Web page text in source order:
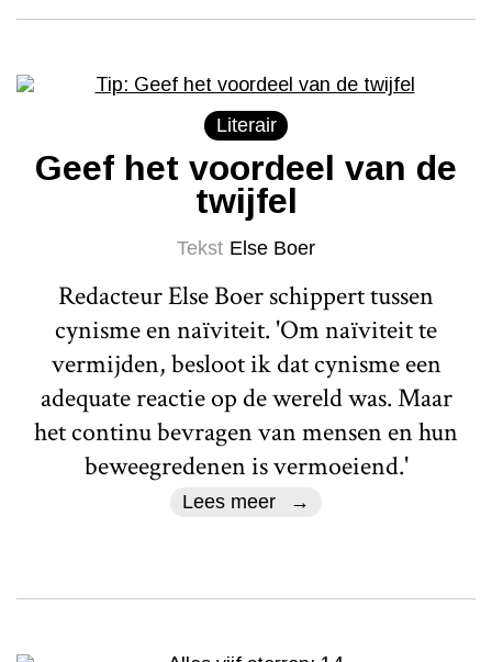
Literair
Geef het voordeel van de
twijfel
Tekst Else Boer
Redacteur Else Boer schippert tussen
cynisme en naïviteit. 'Om naïviteit te
vermijden, besloot ik dat cynisme een
adequate reactie op de wereld was. Maar
het continu bevragen van mensen en hun
beweegredenen is vermoeiend.'
Lees meer